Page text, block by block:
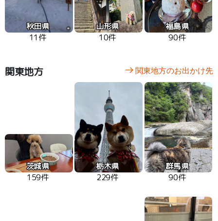
秋田県
11件
山形県
10件
福島県
90件
関東地方 関東地方のお出かけ先
茨城県
159件
栃木県
229件
群馬県
90件